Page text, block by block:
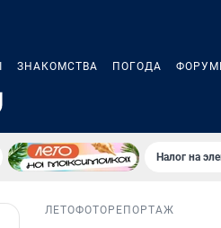
ЗНАКОМСТВА ПОГОДА
Налог на
ЛЕТОФОТОРЕПОРТАЖ